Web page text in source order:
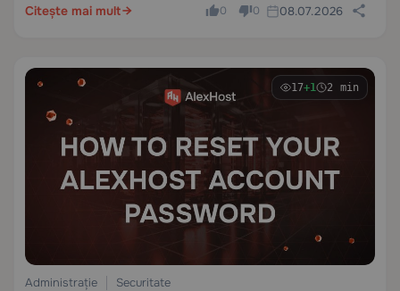
oamenilor…
Citește mai mult 0 0 08.07.2026
17+1 2 min
Administrație Securitate